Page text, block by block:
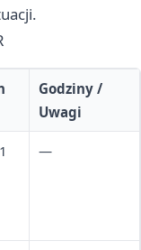
Godziny /
Uwagi
—